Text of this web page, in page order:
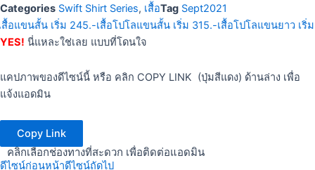
Categories Swift Shirt Series, เสื้อTag Sept2021
สื้อแขนสั้น เริ่ม 245.-เสื้อโปโลแขนสั้น เริ่ม 315.-เสื้อโปโลแขนยาว เริ่
YES! นี่แหละใช่เลย แบบที่โดนใจ
แคปภาพของดีไซน์นี้ หรือ คลิก COPY LINK (ปุ่มสีแดง) ด้านล่าง เพื่อ
แจ้งแอดมิน
Copy Link
คลิกเลือกช่องทางที่สะดวก เพื่อติดต่อแอดมิน
ดีไซน์ก่อนหน้าดีไซน์ถัดไป